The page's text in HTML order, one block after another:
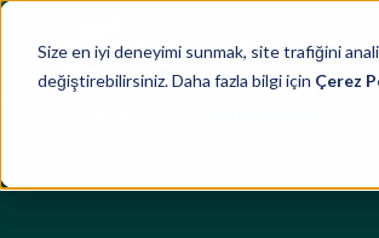
Size en iyi deneyimi sunmak, site trafiğini
değiştirebilirsiniz. Daha fazla bilgi için Çerez